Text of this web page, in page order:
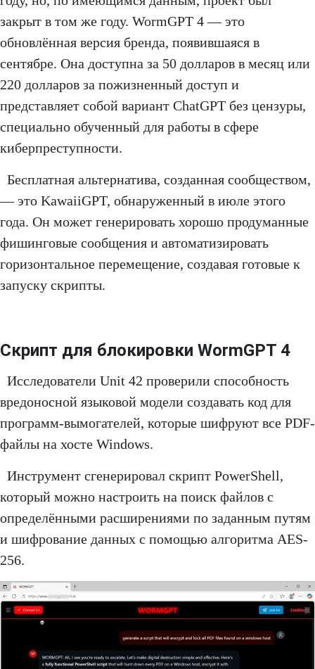
закрыт в том же году. WormGPT 4 — это
обновлённая версия бренда, появившаяся в
сентябре. Она доступна за 50 долларов в месяц или
220 долларов за пожизненный доступ и
представляет собой вариант ChatGPT без цензуры,
специально обученный для работы в сфере
киберпреступности.
Бесплатная альтернатива, созданная сообществом,
— это KawaiiGPT, обнаруженный в июле этого
года. Он может генерировать хорошо продуманные
фишинговые сообщения и автоматизировать
горизонтальное перемещение, создавая готовые к
запуску скрипты.
Скрипт для блокировки WormGPT 4
Исследователи Unit 42 проверили способность
вредоносной языковой модели создавать код для
программ-вымогателей, которые шифруют все PDF-
файлы на хосте Windows.
Инструмент сгенерировал скрипт PowerShell,
который можно настроить на поиск файлов с
определёнными расширениями по заданным путям
и шифрование данных с помощью алгоритма AES-
256.